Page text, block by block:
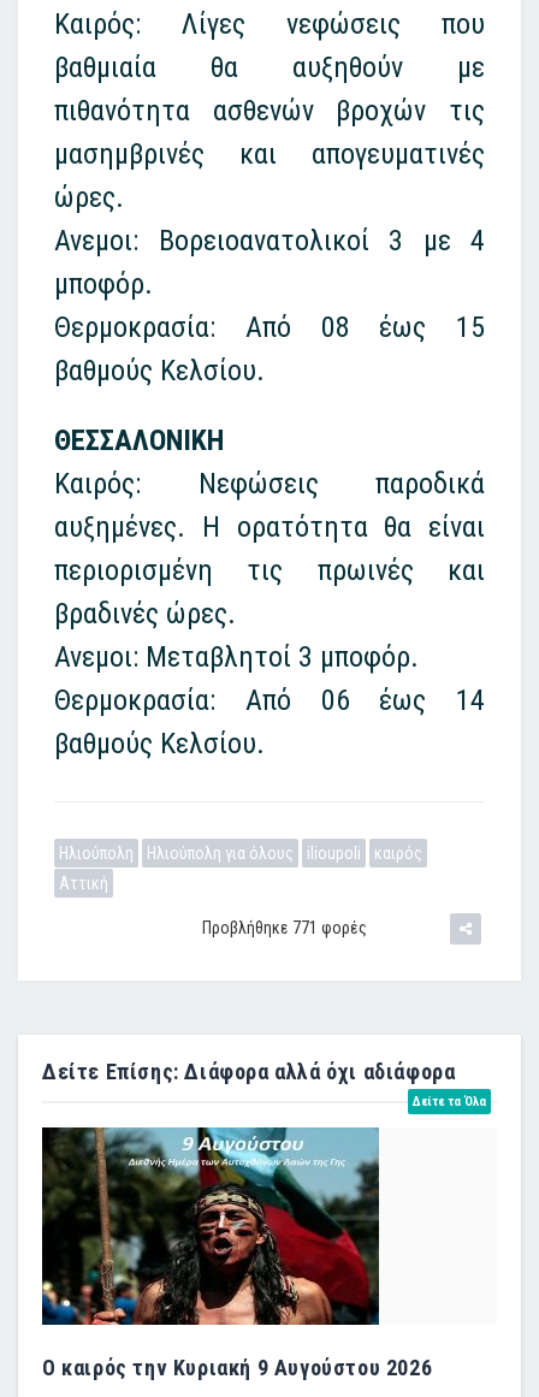
Καιρός: Λίγες νεφώσεις που
βαθμιαία θα αυξηθούν με
πιθανότητα ασθενών βροχών τις
μασημβρινές και απογευματινές
ώρες.
Ανεμοι: Βορειοανατολικοί 3 με 4
μποφόρ.
Θερμοκρασία: Από 08 έως 15
βαθμούς Κελσίου.
ΘΕΣΣΑΛΟΝΙΚΗ
Καιρός: Νεφώσεις παροδικά
αυξημένες. Η ορατότητα θα είναι
περιορισμένη τις πρωινές και
βραδινές ώρες.
Ανεμοι: Μεταβλητοί 3 μποφόρ.
Θερμοκρασία: Από 06 έως 14
βαθμούς Κελσίου.
Ηλιούπολη Ηλιούπολη για όλους ilioupoli
καιρός
Αττική
Προβλήθηκε 771 φορές
Δείτε Επίσης: Διάφορα αλλά όχι αδιάφορα
Δείτε τα Όλα
Ο καιρός την Κυριακή 9 Αυγούστου 2026